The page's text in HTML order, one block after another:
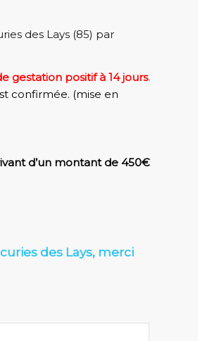
des Lays (85) par
gestation positif à 14 jours.
confirmée. (mise en
d’un montant de 450€
des Lays, merci